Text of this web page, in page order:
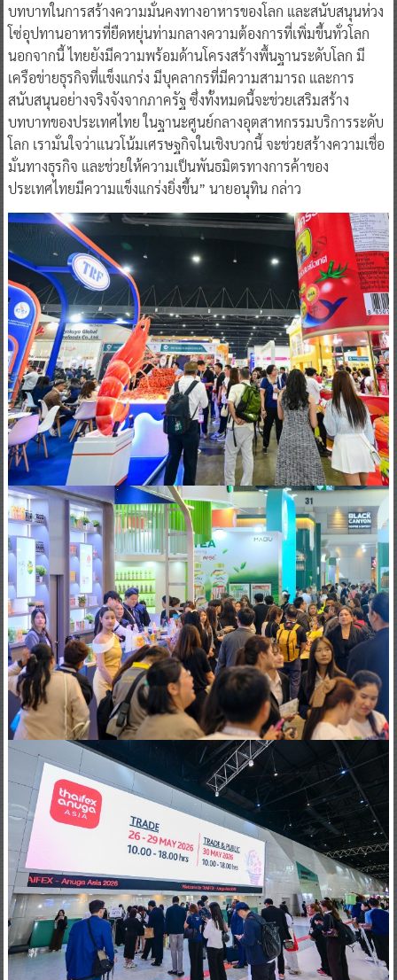
บทบาทในการสร้างความมั่นคงทางอาหารของโลก และสนับสนุนห่วง
โซ่อุปทานอาหารที่ยืดหยุ่นท่ามกลางความต้องการที่เพิ่มขึ้นทั่วโลก
นอกจากนี้ ไทยยังมีความพร้อมด้านโครงสร้างพื้นฐานระดับโลก มี
เครือข่ายธุรกิจที่แข็งแกร่ง มีบุคลากรที่มีความสามารถ และการ
สนับสนุนอย่างจริงจังจากภาครัฐ ซึ่งทั้งหมดนี้จะช่วยเสริมสร้าง
บทบาทของประเทศไทย ในฐานะศูนย์กลางอุตสาหกรรมบริการระดับ
โลก เรามั่นใจว่าแนวโน้มเศรษฐกิจในเชิงบวกนี้ จะช่วยสร้างความเชื่อ
มั่นทางธุรกิจ และช่วยให้ความเป็นพันธมิตรทางการค้าของ
ประเทศไทยมีความแข็งแกร่งยิ่งขึ้น” นายอนุทิน กล่าว